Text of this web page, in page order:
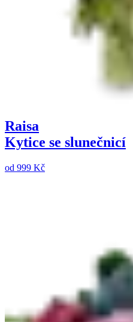
Raisa
Kytice se slunečnicí
od 999 Kč